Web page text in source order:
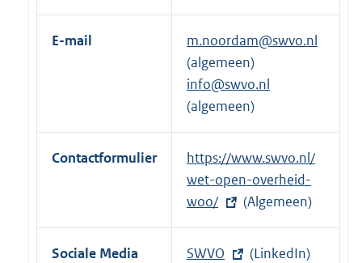
t
r
n
e
n
k
:
E-mail
m.noordam@swvo.nl
(algemeen)
info@swvo.nl
(algemeen)
Contactformulier
E
x
t
e
r
https://www.swvo.nl/
wet-open-overheid-
woo/
(Algemeen)
Sociale Media
E
SWVO (LinkedIn)